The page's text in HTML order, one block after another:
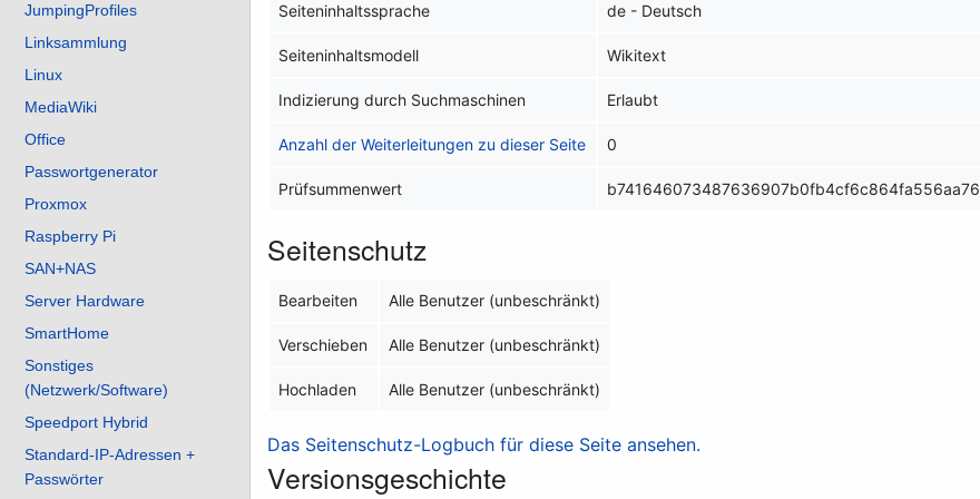
JumpingProfiles
Linksammlung
Linux
MediaWiki
Office
Passwortgenerator
Proxmox
Raspberry Pi
SAN+NAS
Server Hardware
SmartHome
Sonstiges
(Netzwerk/Software)
Speedport Hybrid
Standard-IP-Adressen +
Passwörter
Seiteninhaltssprache de - Deutsch
Seiteninhaltsmodell Wikitext
Indizierung durch Suchmaschinen Erlaubt
Anzahl der Weiterleitungen zu dieser Seite 0
Prüfsummenwert b741646073487636907b0fb4cf6c864fa556aa76
Seitenschutz
Bearbeiten Alle Benutzer (unbeschränkt)
Verschieben Alle Benutzer (unbeschränkt)
Hochladen Alle Benutzer (unbeschränkt)
Das Seitenschutz-Logbuch für diese Seite ansehen.
Versionsgeschichte